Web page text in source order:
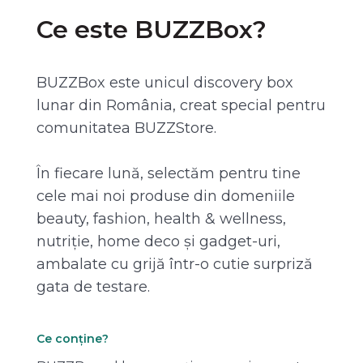
Ce este BUZZBox?
BUZZBox este unicul discovery box
lunar din România, creat special pentru
comunitatea BUZZStore.
În fiecare lună, selectăm pentru tine
cele mai noi produse din domeniile
beauty, fashion, health & wellness,
nutriție, home deco și gadget-uri,
ambalate cu grijă într-o cutie surpriză
gata de testare.
Ce conține?